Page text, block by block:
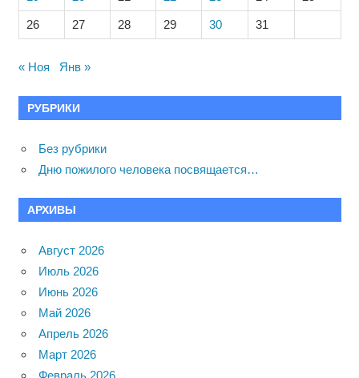
26 27 28 29 30 31
« Ноя Янв »
РУБРИКИ
Без рубрики
Дню пожилого человека посвящается…
АРХИВЫ
Август 2026
Июль 2026
Июнь 2026
Май 2026
Апрель 2026
Март 2026
Февраль 2026